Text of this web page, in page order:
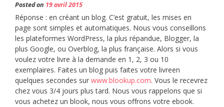
Posted on 19 avril 2015
Réponse : en créant un blog. C’est gratuit, les mises en
page sont simples et automatiques. Nous vous conseillons
les plateformes WordPress, la plus répandue, Blogger, la
plus Google, ou Overblog, la plus française. Alors si vous
voulez votre livre à la demande en 1, 2, 3 ou 10
exemplaires. Faites un blog puis faites votre livreen
quelques secondes sur www.blookup.com. Vous le recevrez
chez vous 3/4 jours plus tard. Nous vous rappelons que si
vous achetez un blook, nous vous offrons votre ebook.